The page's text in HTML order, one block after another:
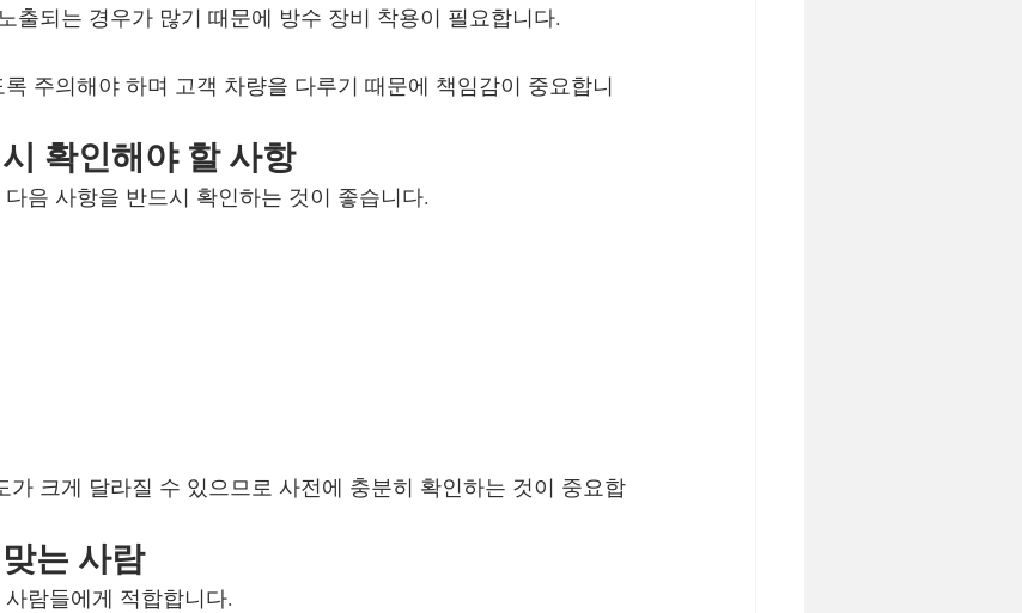
출되는 경우가 많기 때문에 방수 장비 착용이 필요합니다.
주의해야 하며 고객 차량을 다루기 때문에 책임감이 중요합니
확인해야 할 사항
음 사항을 반드시 확인하는 것이 좋습니다.
가 크게 달라질 수 있으므로 사전에 충분히 확인하는 것이 중요합
는 사람
람들에게 적합합니다.